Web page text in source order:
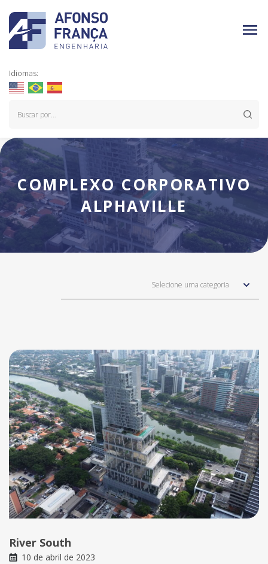
Idiomas:
COMPLEXO CORPORATIVO
ALPHAVILLE
Selecione uma categoria
River South
10 de abril de 2023